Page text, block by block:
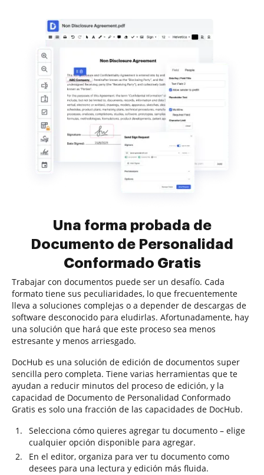
Una forma probada de
Documento de Personalidad
Conformado Gratis
Trabajar con documentos puede ser un desafío. Cada
formato tiene sus peculiaridades, lo que frecuentemente
lleva a soluciones complejas o a depender de descargas de
software desconocido para eludirlas. Afortunadamente, hay
una solución que hará que este proceso sea menos
estresante y menos arriesgado.
DocHub es una solución de edición de documentos super
sencilla pero completa. Tiene varias herramientas que te
ayudan a reducir minutos del proceso de edición, y la
capacidad de Documento de Personalidad Conformado
Gratis es solo una fracción de las capacidades de DocHub.
Selecciona cómo quieres agregar tu documento – elige
cualquier opción disponible para agregar.
En el editor, organiza para ver tu documento como
desees para una lectura y edición más fluida.